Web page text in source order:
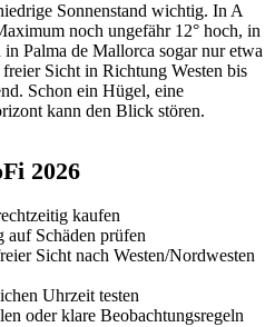
Sonnenstand wichtig. In A
noch ungefähr 12° hoch, in
Palma de Mallorca sogar nur etwa
Sicht in Richtung Westen bis
Schon ein Hügel, eine
kann den Blick stören.
2026
kaufen
Schäden prüfen
Sicht nach Westen/Nordwesten
Uhrzeit testen
oder klare Beobachtungsregeln